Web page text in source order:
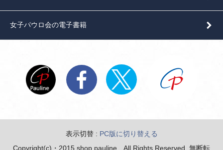
女子パウロ会の電子書籍
表示切替 : PC版に切り替える
Copyright(c)・2015 shop pauline All Rights Reserved. 無断転